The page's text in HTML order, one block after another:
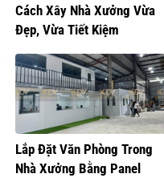
Cách Xây Nhà Xưởng Vừa
Đẹp, Vừa Tiết Kiệm
Lắp Đặt Văn Phòng Trong
Nhà Xưởng Bằng Panel